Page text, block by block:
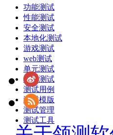
功能测试
性能测试
安全测试
本地化测试
游戏测试
web测试
单元测试
敏捷测试
测试用例
测试模版
测试管理
测试工具